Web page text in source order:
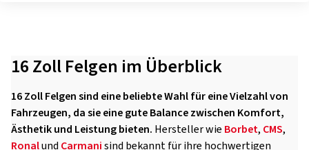
16 Zoll Felgen im Überblick
16 Zoll Felgen sind eine beliebte Wahl für eine Vielzahl von
Fahrzeugen, da sie eine gute Balance zwischen Komfort,
Ästhetik und Leistung bieten. Hersteller wie Borbet, CMS,
Ronalund Carmanisind bekannt für ihre hochwertigen